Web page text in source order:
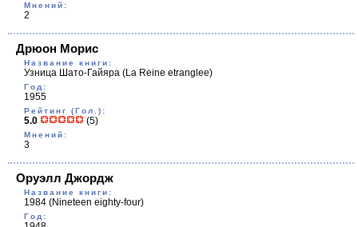
Мнений:
2
Дрюон Морис
Название книги:
Узница Шато-Гайяра (La Reine еtranglеe)
Год:
1955
Рейтинг (Гол.):
5.0 (5)
Мнений:
3
Оруэлл Джордж
Название книги:
1984 (Nineteen eighty-four)
Год: